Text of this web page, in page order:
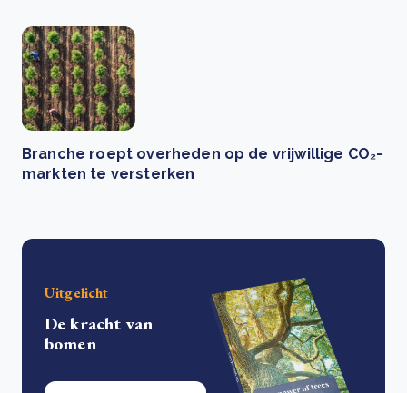
Branche roept overheden op de vrijwillige CO₂-
markten te versterken
Uitgelicht
De kracht van
bomen